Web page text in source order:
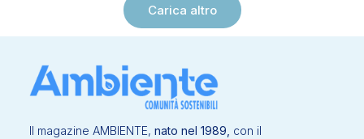
Carica altro
Il magazine AMBIENTE, nato nel 1989, con il